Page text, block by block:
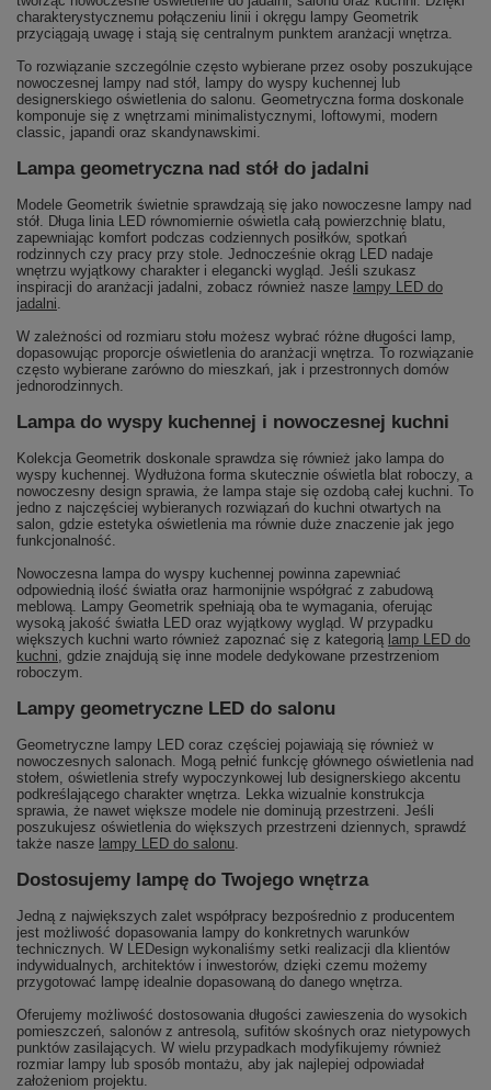
charakterystycznemu połączeniu linii i okręgu lampy Geometrik
przyciągają uwagę i stają się centralnym punktem aranżacji wnętrza.
To rozwiązanie szczególnie często wybierane przez osoby poszukujące
nowoczesnej lampy nad stół, lampy do wyspy kuchennej lub
designerskiego oświetlenia do salonu. Geometryczna forma doskonale
komponuje się z wnętrzami minimalistycznymi, loftowymi, modern
classic, japandi oraz skandynawskimi.
Lampa geometryczna nad stół do jadalni
Modele Geometrik świetnie sprawdzają się jako nowoczesne lampy nad
stół. Długa linia LED równomiernie oświetla całą powierzchnię blatu,
zapewniając komfort podczas codziennych posiłków, spotkań
rodzinnych czy pracy przy stole. Jednocześnie okrąg LED nadaje
wnętrzu wyjątkowy charakter i elegancki wygląd. Jeśli szukasz
inspiracji do aranżacji jadalni, zobacz również nasze lampy LED do
jadalni
W zależności od rozmiaru stołu możesz wybrać różne długości lamp,
dopasowując proporcje oświetlenia do aranżacji wnętrza. To rozwiązanie
często wybierane zarówno do mieszkań, jak i przestronnych domów
jednorodzinnych.
Lampa do wyspy kuchennej i nowoczesnej kuchni
Kolekcja Geometrik doskonale sprawdza się również jako lampa do
wyspy kuchennej. Wydłużona forma skutecznie oświetla blat roboczy, a
nowoczesny design sprawia, że lampa staje się ozdobą całej kuchni. To
jedno z najczęściej wybieranych rozwiązań do kuchni otwartych na
salon, gdzie estetyka oświetlenia ma równie duże znaczenie jak jego
funkcjonalność.
Nowoczesna lampa do wyspy kuchennej powinna zapewniać
odpowiednią ilość światła oraz harmonijnie współgrać z zabudową
meblową. Lampy Geometrik spełniają oba te wymagania, oferując
wysoką jakość światła LED oraz wyjątkowy wygląd. W przypadku
większych kuchni warto również zapoznać się z kategorią lamp LED do
kuchni , gdzie znajdują się inne modele dedykowane przestrzeniom
roboczym.
Lampy geometryczne LED do salonu
Geometryczne lampy LED coraz częściej pojawiają się również w
nowoczesnych salonach. Mogą pełnić funkcję głównego oświetlenia nad
stołem, oświetlenia strefy wypoczynkowej lub designerskiego akcentu
podkreślającego charakter wnętrza. Lekka wizualnie konstrukcja
sprawia, że nawet większe modele nie dominują przestrzeni. Jeśli
poszukujesz oświetlenia do większych przestrzeni dziennych, sprawdź
także nasze lampy LED do salonu
Dostosujemy lampę do Twojego wnętrza
Jedną z największych zalet współpracy bezpośrednio z producentem
jest możliwość dopasowania lampy do konkretnych warunków
technicznych. W LEDesign wykonaliśmy setki realizacji dla klientów
indywidualnych, architektów i inwestorów, dzięki czemu możemy
przygotować lampę idealnie dopasowaną do danego wnętrza.
Oferujemy możliwość dostosowania długości zawieszenia do wysokich
pomieszczeń, salonów z antresolą, sufitów skośnych oraz nietypowych
punktów zasilających. W wielu przypadkach modyfikujemy również
rozmiar lampy lub sposób montażu, aby jak najlepiej odpowiadał
założeniom projektu.